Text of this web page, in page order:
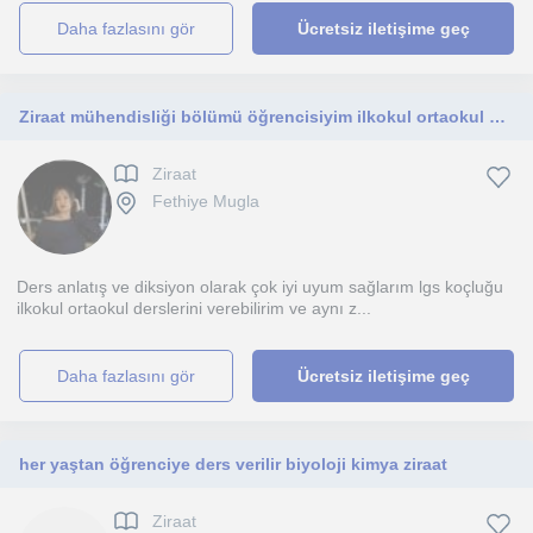
daha fazlasını gör Ücretsiz iletişime geç
Ziraat mühendisliği bölümü öğrencisiyim ilkokul ortaokul her ders verilir
Ziraat
Fethiye Mugla
Ders anlatış ve diksiyon olarak çok iyi uyum sağlarım lgs koçluğu
ilkokul ortaokul derslerini verebilirim ve aynı z...
daha fazlasını gör Ücretsiz iletişime geç
her yaştan öğrenciye ders verilir biyoloji kimya ziraat
Ziraat